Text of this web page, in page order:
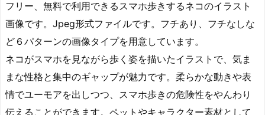
フリー、無料で利用できるスマホ歩きするネコのイラスト
画像です。Jpeg形式ファイルです。フチあり、フチなしな
ど６パターンの画像タイプを用意しています。
ネコがスマホを見ながら歩く姿を描いたイラストで、気ま
まな性格と集中のギャップが魅力です。柔らかな動きや表
情でユーモアを出しつつ、スマホ歩きの危険性をやんわり
伝えることができます。ペットやキャラクター素材として